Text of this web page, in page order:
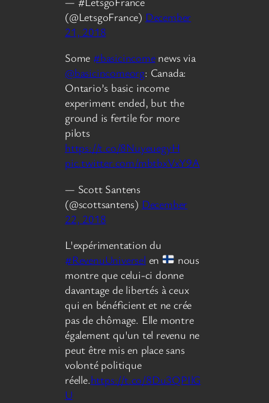
(@LetsgoFrance) December
21, 2018
Some #basicincomenews via
@basicincomeorg: Canada:
Ontario’s basic income
experiment ended, but the
ground is fertile for more
pilots
https://t.co/8NuyeuegyH
pic.twitter.com/mbtbxVxY9A
— Scott Santens
(@scottsantens) December
22, 2018
L'expérimentation du
#RevenuUniversel en
nous
montre que celui-ci donne
davantage de libertés à ceux
qui en bénéficient et ne crée
pas de chômage. Elle montre
également qu'un tel revenu ne
peut être mis en place sans
volonté politique
réelle.https://t.co/8Du3QPIlG
U